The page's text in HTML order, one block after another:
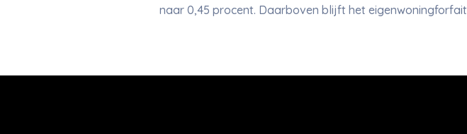
naar 0,45 procent. Daarboven blijft het